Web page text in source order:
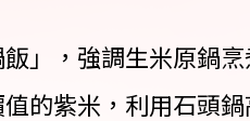
」，強調生米原鍋
的紫米，利用石頭